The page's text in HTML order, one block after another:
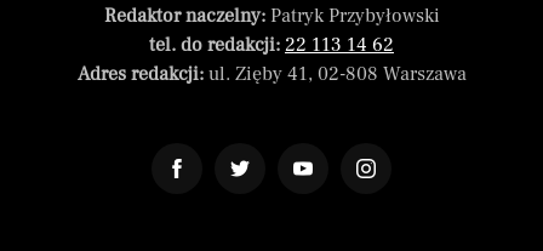
Redaktor naczelny:Patryk Przybyłowski
tel. do redakcji: 22 113 14 62
Adres redakcji:ul. Zięby 41, 02-808 Warszawa